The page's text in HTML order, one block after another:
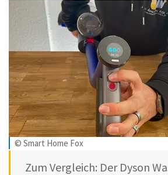
© Smart Home Fox
Zum Vergleich: Der Dyson